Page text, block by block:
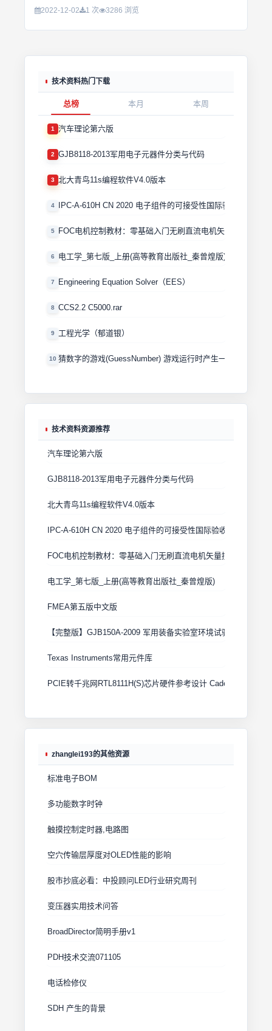
2022-12-02 1 次 3286 浏览
技术资料热门下载
总榜 本月 本周
1 汽车理论第六版
2 GJB8118-2013军用电子元器件分类与代码
3 北大青鸟11s编程软件V4.0版本
4 IPC-A-610H CN 2020 电子组件的可接受性国际验收标准
5 FOC电机控制教材：零基础入门无刷直流电机矢量控制技术
6 电工学_第七版_上册(高等教育出版社_秦曾煌版)
7 Engineering Equation Solver（EES）
8 CCS2.2 C5000.rar
9 工程光学（郁道银）
10 猜数字的游戏(GuessNumber) 游戏运行时产生一个0－1000
技术资料资源推荐
汽车理论第六版
GJB8118-2013军用电子元器件分类与代码
北大青鸟11s编程软件V4.0版本
IPC-A-610H CN 2020 电子组件的可接受性国际验收标准
FOC电机控制教材：零基础入门无刷直流电机矢量控制技术 上
电工学_第七版_上册(高等教育出版社_秦曾煌版)
FMEA第五版中文版
【完整版】GJB150A-2009 军用装备实验室环境试验方法
Texas Instruments常用元件库
PCIE转千兆网RTL8111H(S)芯片硬件参考设计 Cadence原理图
zhanglei193的其他资源
标准电子BOM
多功能数字时钟
触摸控制定时器,电路图
空穴传输层厚度对OLED性能的影响
股市抄底必看：中投顾问LED行业研究周刊
变压器实用技术问答
BroadDirector简明手册v1
PDH技术交流071105
电话检修仪
SDH 产生的背景